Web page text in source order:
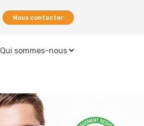
Qui sommes-nous
Nous contacter